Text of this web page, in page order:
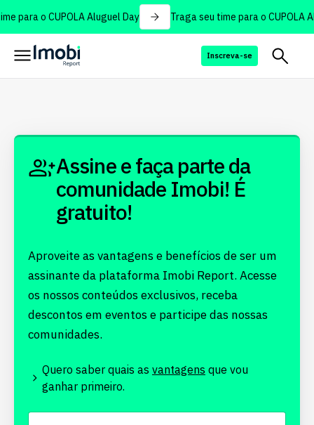
para o CUPOLA Aluguel Day Traga seu time para o CUPOLA
Inscreva-se
Assine e faça parte da
comunidade Imobi! É
gratuito!
Aproveite as vantagens e benefícios de ser um
assinante da plataforma Imobi Report. Acesse
os nossos conteúdos exclusivos, receba
descontos em eventos e participe das nossas
comunidades.
Quero saber quais as vantagens que vou
ganhar primeiro.